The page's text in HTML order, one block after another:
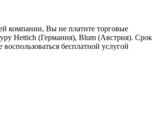
компании, Вы не платите торговые
Hettich (Германия), Blum (Австрия). Срок
бесплатной услугой